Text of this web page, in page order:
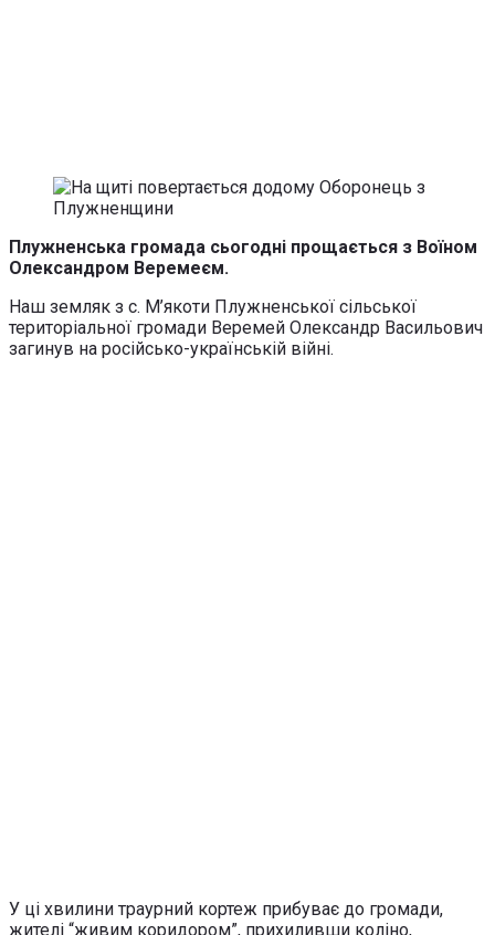
Плужненська громада сьогодні прощається з Воїном
Олександром Веремеєм.
Наш земляк з с. М’якоти Плужненської сільської
територіальної громади Веремей Олександр Васильович
загинув на російсько-українській війні.
У ці хвилини траурний кортеж прибуває до громади,
жителі “живим коридором”, прихиливши коліно,